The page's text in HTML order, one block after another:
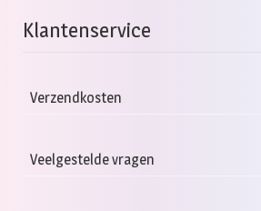
Klantenservice
Verzendkosten
Veelgestelde vragen